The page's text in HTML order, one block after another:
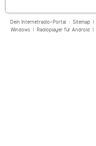
Dein Internetradio-Portal : Sitemap|
Windows| Radioplayer für Android|